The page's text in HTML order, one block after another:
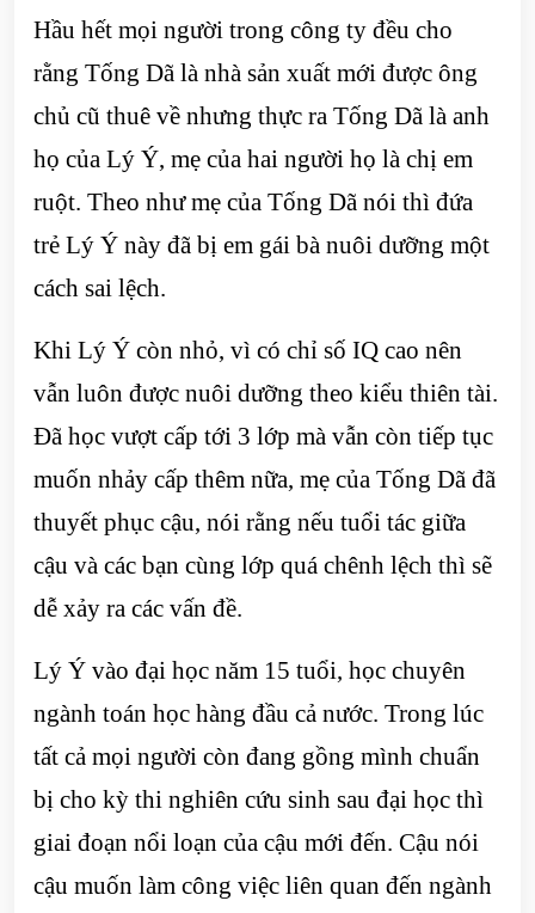
Hầu hết mọi người trong công ty đều cho
rằng Tống Dã là nhà sản xuất mới được ông
chủ cũ thuê về nhưng thực ra Tống Dã là anh
họ của Lý Ý, mẹ của hai người họ là chị em
ruột. Theo như mẹ của Tống Dã nói thì đứa
trẻ Lý Ý này đã bị em gái bà nuôi dưỡng một
cách sai lệch.
Khi Lý Ý còn nhỏ, vì có chỉ số IQ cao nên
vẫn luôn được nuôi dưỡng theo kiểu thiên tài.
Đã học vượt cấp tới 3 lớp mà vẫn còn tiếp tục
muốn nhảy cấp thêm nữa, mẹ của Tống Dã đã
thuyết phục cậu, nói rằng nếu tuổi tác giữa
cậu và các bạn cùng lớp quá chênh lệch thì sẽ
dễ xảy ra các vấn đề.
Lý Ý vào đại học năm 15 tuổi, học chuyên
ngành toán học hàng đầu cả nước. Trong lúc
tất cả mọi người còn đang gồng mình chuẩn
bị cho kỳ thi nghiên cứu sinh sau đại học thì
giai đoạn nổi loạn của cậu mới đến. Cậu nói
cậu muốn làm công việc liên quan đến ngành